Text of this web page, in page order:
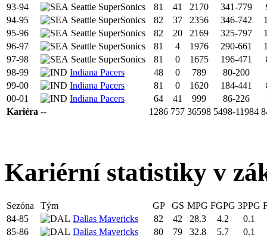
93-94
Seattle SuperSonics 81 41 2170 341-779
94-95
Seattle SuperSonics 82 37 2356 346-742
95-96
Seattle SuperSonics 82 20 2169 325-797
96-97
Seattle SuperSonics 81 4 1976 290-661
97-98
Seattle SuperSonics 81 0 1675 196-471
98-99
Indiana Pacers 48 0 789
80-200
99-00
Indiana Pacers 81 0 1620 184-441
00-01
Indiana Pacers 64 41 999 86-226
Kariéra -- 1286 757 36598 5498-11984
Kariérní statistiky v
Sezóna Tým GP GS MPG FGPG 3PPG
84-85
Dallas Mavericks 82 42 28.3 4.2
0.1
85-86
Dallas Mavericks 80 79 32.8 5.7
0.1